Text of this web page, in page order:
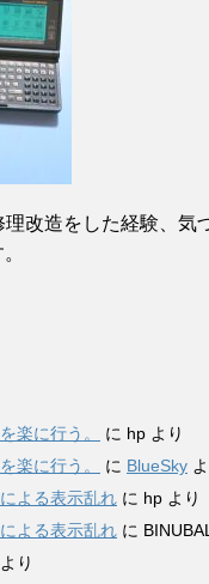
改造をした経験、気
楽に行う。 に hp より
楽に行う。
に BlueSky
よる表示乱れ に hp より
よる表示乱れ に
より